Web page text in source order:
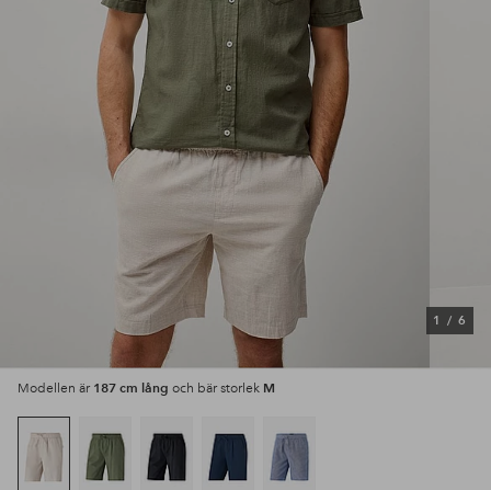
1 / 6
Modellen är 187 cm lång och bär storlek M